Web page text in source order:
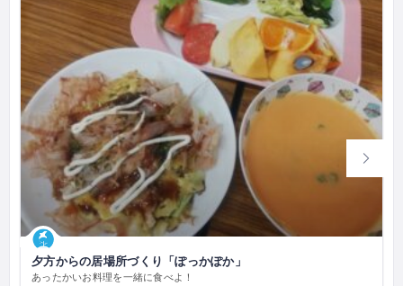
夕方からの居場所づくり「ぽっかぽか」
あったかいお料理を一緒に食べよ！